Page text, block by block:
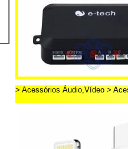
> Acessórios Áudio,Vídeo >